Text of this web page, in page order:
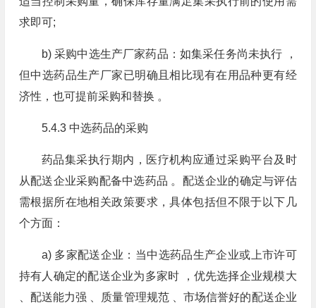
求即可;
b) 采购中选生产厂家药品：如集采任务尚未执行 ，
但中选药品生产厂家已明确且相比现有在用品种更有经
济性，也可提前采购和替换 。
5.4.3 中选药品的采购
药品集采执行期内，医疗机构应通过采购平台及时
从配送企业采购配备中选药品 。配送企业的确定与评估
需根据所在地相关政策要求，具体包括但不限于以下几
个方面：
a) 多家配送企业：当中选药品生产企业或上市许可
持有人确定的配送企业为多家时 ，优先选择企业规模大
、配送能力强 、质量管理规范 、市场信誉好的配送企业